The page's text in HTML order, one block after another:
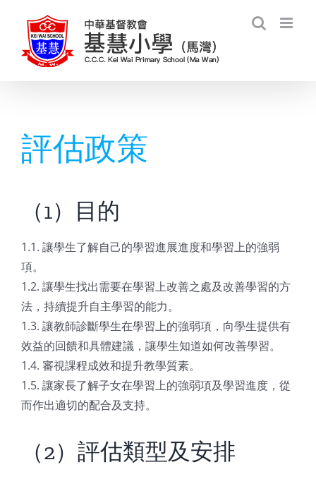
content
評估政策
（1）目的
1.1. 讓學生了解自己的學習進展進度和學習上的強弱
項。
1.2. 讓學生找出需要在學習上改善之處及改善學習的方
法，持續提升自主學習的能力。
1.3. 讓教師診斷學生在學習上的強弱項，向學生提供有
效益的回饋和具體建議，讓學生知道如何改善學習。
1.4. 審視課程成效和提升教學質素。
1.5. 讓家長了解子女在學習上的強弱項及學習進度，從
而作出適切的配合及支持。
（2）評估類型及安排